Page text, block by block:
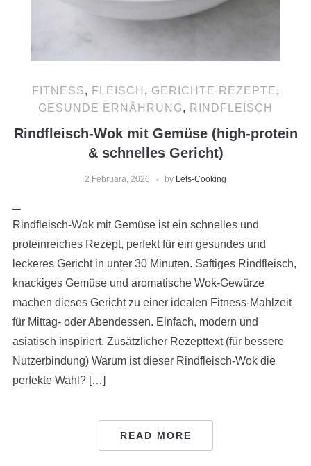
FITNESS, FLEISCH , GERICHTE REZEPTE,
GESUNDE ERNÄHRUNG, RINDFLEISCH
Rindfleisch-Wok mit Gemüse (high-protein
& schnelles Gericht)
2 Februara, 2026 by Lets-Cooking
Rindfleisch-Wok mit Gemüse ist ein schnelles und
proteinreiches Rezept, perfekt für ein gesundes und
leckeres Gericht in unter 30 Minuten. Saftiges Rindfleisch,
knackiges Gemüse und aromatische Wok-Gewürze
machen dieses Gericht zu einer idealen Fitness-Mahlzeit
für Mittag- oder Abendessen. Einfach, modern und
asiatisch inspiriert. Zusätzlicher Rezepttext (für bessere
Nutzerbindung) Warum ist dieser Rindfleisch-Wok die
perfekte Wahl? […]
READ MORE